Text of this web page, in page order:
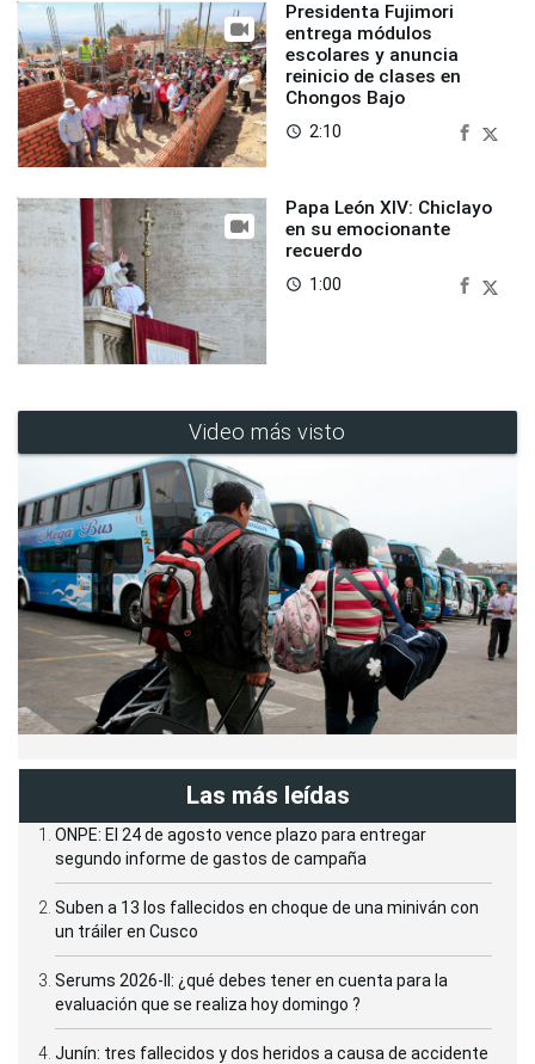
Presidenta Fujimori
entrega módulos
escolares y anuncia
reinicio de clases en
Chongos Bajo
access_time 2:10
Papa León XIV: Chiclayo
en su emocionante
recuerdo
access_time 1:00
Video más visto
Las más leídas
ONPE: El 24 de agosto vence plazo para entregar
segundo informe de gastos de campaña
Suben a 13 los fallecidos en choque de una miniván con
un tráiler en Cusco
Serums 2026-II: ¿qué debes tener en cuenta para la
evaluación que se realiza hoy domingo ?
Junín: tres fallecidos y dos heridos a causa de accidente